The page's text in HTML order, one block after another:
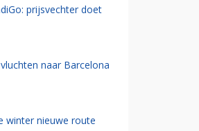
prijsvechter doet
naar Barcelona
winter nieuwe route